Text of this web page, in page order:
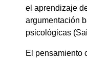
el aprendizaje
argumentación
psicológicas
El pensamiento